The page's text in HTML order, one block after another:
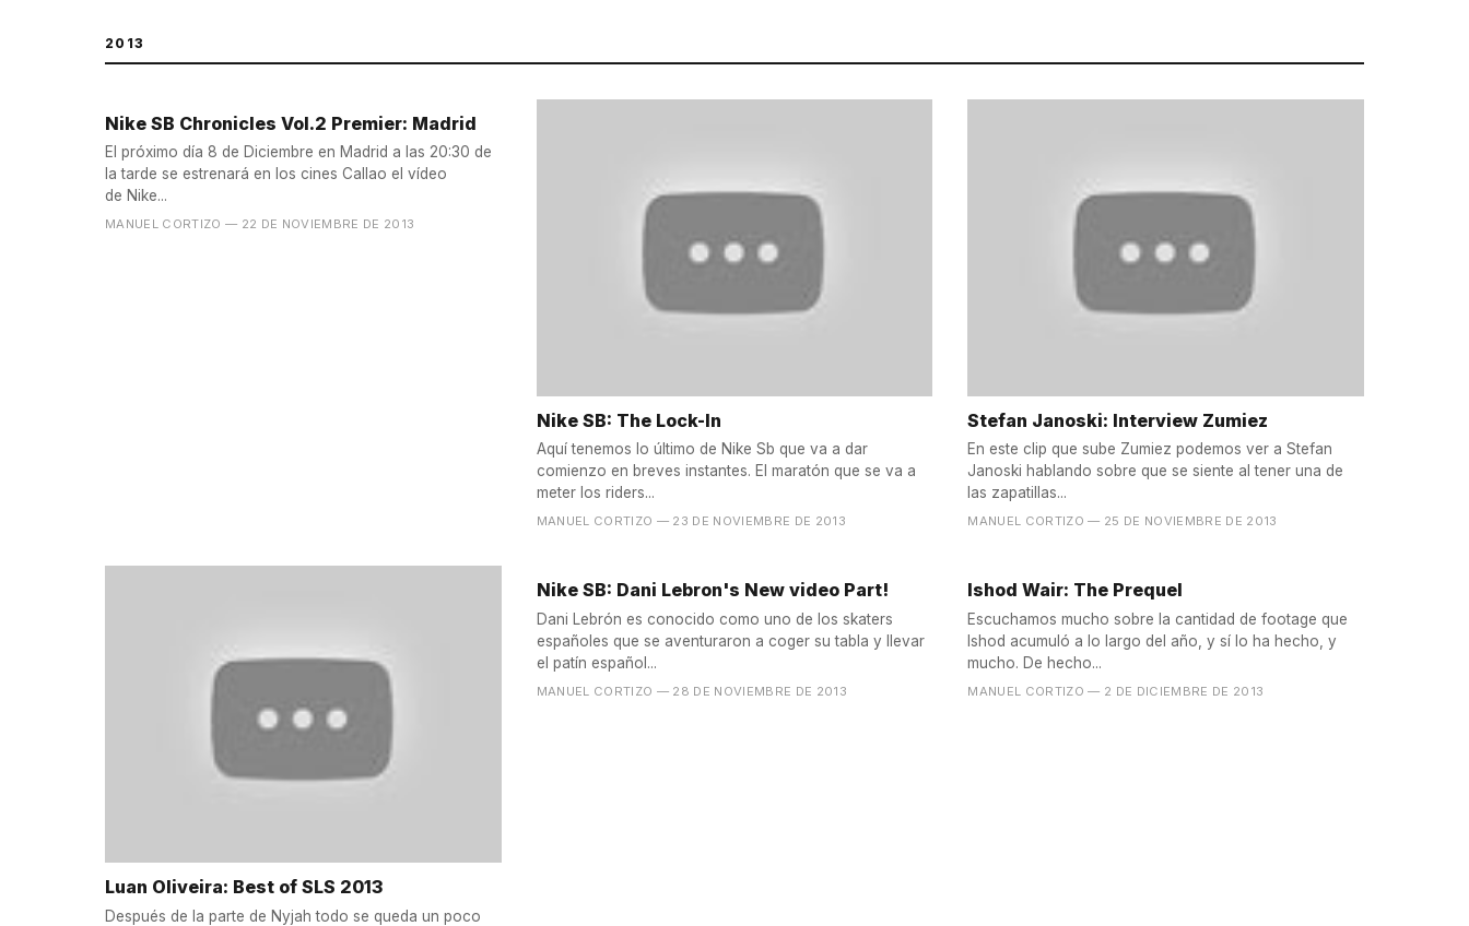
2013
Nike SB Chronicles Vol.2 Premier: Madrid
El próximo día 8 de Diciembre en Madrid a las 20:30 de
la tarde se estrenará en los cines Callao el vídeo
de Nike...
MANUEL CORTIZO — 22 DE NOVIEMBRE DE 2013
Nike SB: The Lock-In
Aquí tenemos lo último de Nike Sb que va a dar
comienzo en breves instantes. El maratón que se va a
meter los riders...
MANUEL CORTIZO — 23 DE NOVIEMBRE DE 2013
Stefan Janoski: Interview Zumiez
En este clip que sube Zumiez podemos ver a Stefan
Janoski hablando sobre que se siente al tener una de
las zapatillas...
MANUEL CORTIZO — 25 DE NOVIEMBRE DE 2013
Luan Oliveira: Best of SLS 2013
Después de la parte de Nyjah todo se queda un poco
Nike SB: Dani Lebron's New video Part!
Dani Lebrón es conocido como uno de los skaters
españoles que se aventuraron a coger su tabla y llevar
el patín español...
MANUEL CORTIZO — 28 DE NOVIEMBRE DE 2013
Ishod Wair: The Prequel
Escuchamos mucho sobre la cantidad de footage que
Ishod acumuló a lo largo del año, y sí lo ha hecho, y
mucho. De hecho...
MANUEL CORTIZO — 2 DE DICIEMBRE DE 2013